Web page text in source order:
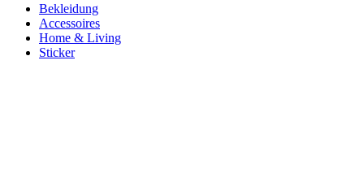
Bekleidung
Accessoires
Home & Living
Sticker